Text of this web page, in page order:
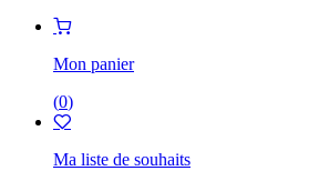
Mon panier
(0)
Ma liste de souhaits